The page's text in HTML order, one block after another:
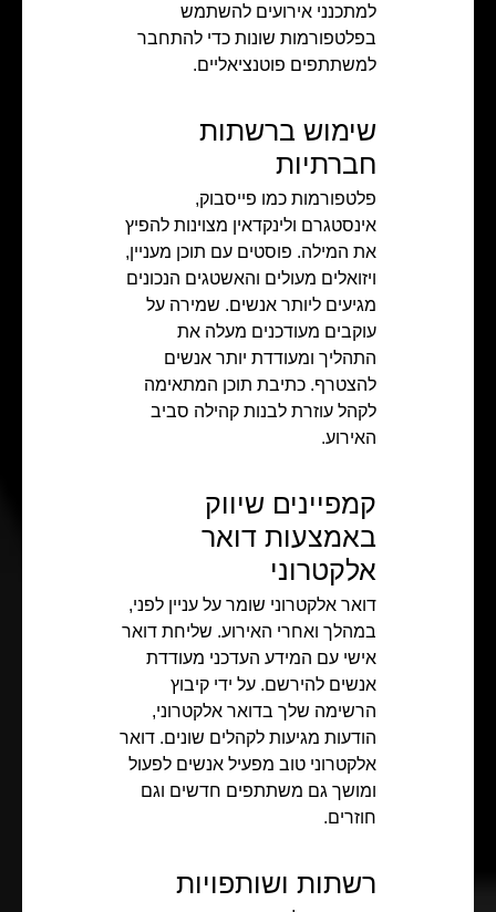
למתכנני אירועים להשתמש
בפלטפורמות שונות כדי להתחבר
למשתתפים פוטנציאליים.
שימוש ברשתות
חברתיות
פלטפורמות כמו פייסבוק,
אינסטגרם ולינקדאין מצוינות להפיץ
את המילה. פוסטים עם תוכן מעניין,
ויזואלים מעולים והאשטגים הנכונים
מגיעים ליותר אנשים. שמירה על
עוקבים מעודכנים מעלה את
התהליך ומעודדת יותר אנשים
להצטרף. כתיבת תוכן המתאימה
לקהל עוזרת לבנות קהילה סביב
האירוע.
קמפיינים שיווק
באמצעות דואר
אלקטרוני
דואר אלקטרוני שומר על עניין לפני,
במהלך ואחרי האירוע. שליחת דואר
אישי עם המידע העדכני מעודדת
אנשים להירשם. על ידי קיבוץ
הרשימה שלך בדואר אלקטרוני,
הודעות מגיעות לקהלים שונים. דואר
אלקטרוני טוב מפעיל אנשים לפעול
ומושך גם משתתפים חדשים וגם
חוזרים.
רשתות ושותפויות